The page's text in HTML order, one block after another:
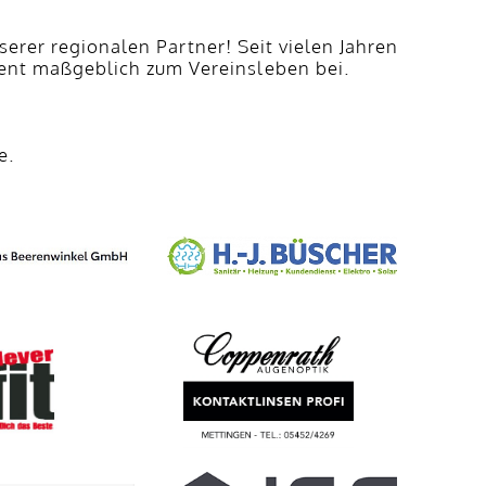
regionalen Partner! Seit vielen Jahren
maßgeblich zum Vereinsleben bei.